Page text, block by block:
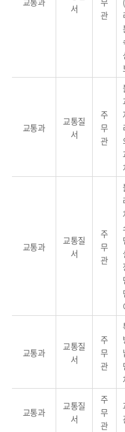
서
관
교통과
교통질
서
주
무
관
교통과
교통질
서
주
무
관
교통과
교통질
서
주
무
관
교통과
교통질
서
주
무
관